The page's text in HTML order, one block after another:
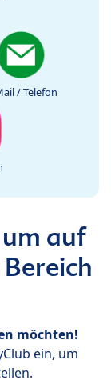
/ Telefon
auf
möchten!
ein, um